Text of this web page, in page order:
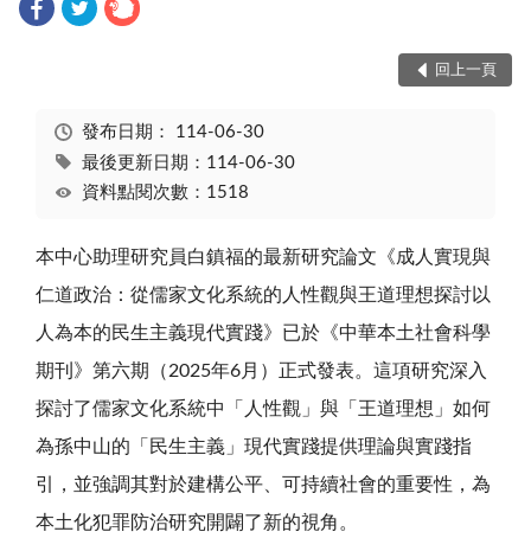
回上一頁
發布日期： 114-06-30
最後更新日期：114-06-30
資料點閱次數：1518
本中心助理研究員白鎮福的最新研究論文《成人實現與
仁道政治：從儒家文化系統的人性觀與王道理想探討以
人為本的民生主義現代實踐》已於《中華本土社會科學
期刊》第六期（2025年6月）正式發表。這項研究深入
探討了儒家文化系統中「人性觀」與「王道理想」如何
為孫中山的「民生主義」現代實踐提供理論與實踐指
引，並強調其對於建構公平、可持續社會的重要性，為
本土化犯罪防治研究開闢了新的視角。